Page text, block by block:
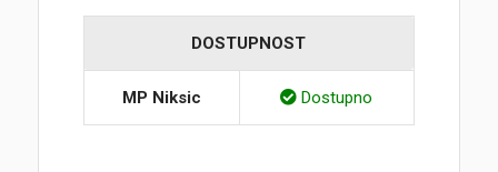
DOSTUPNOST
MP Niksic Dostupno